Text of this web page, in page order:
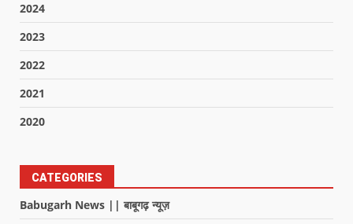
2024
2023
2022
2021
2020
CATEGORIES
Babugarh News || बाबूगढ़ न्यूज़